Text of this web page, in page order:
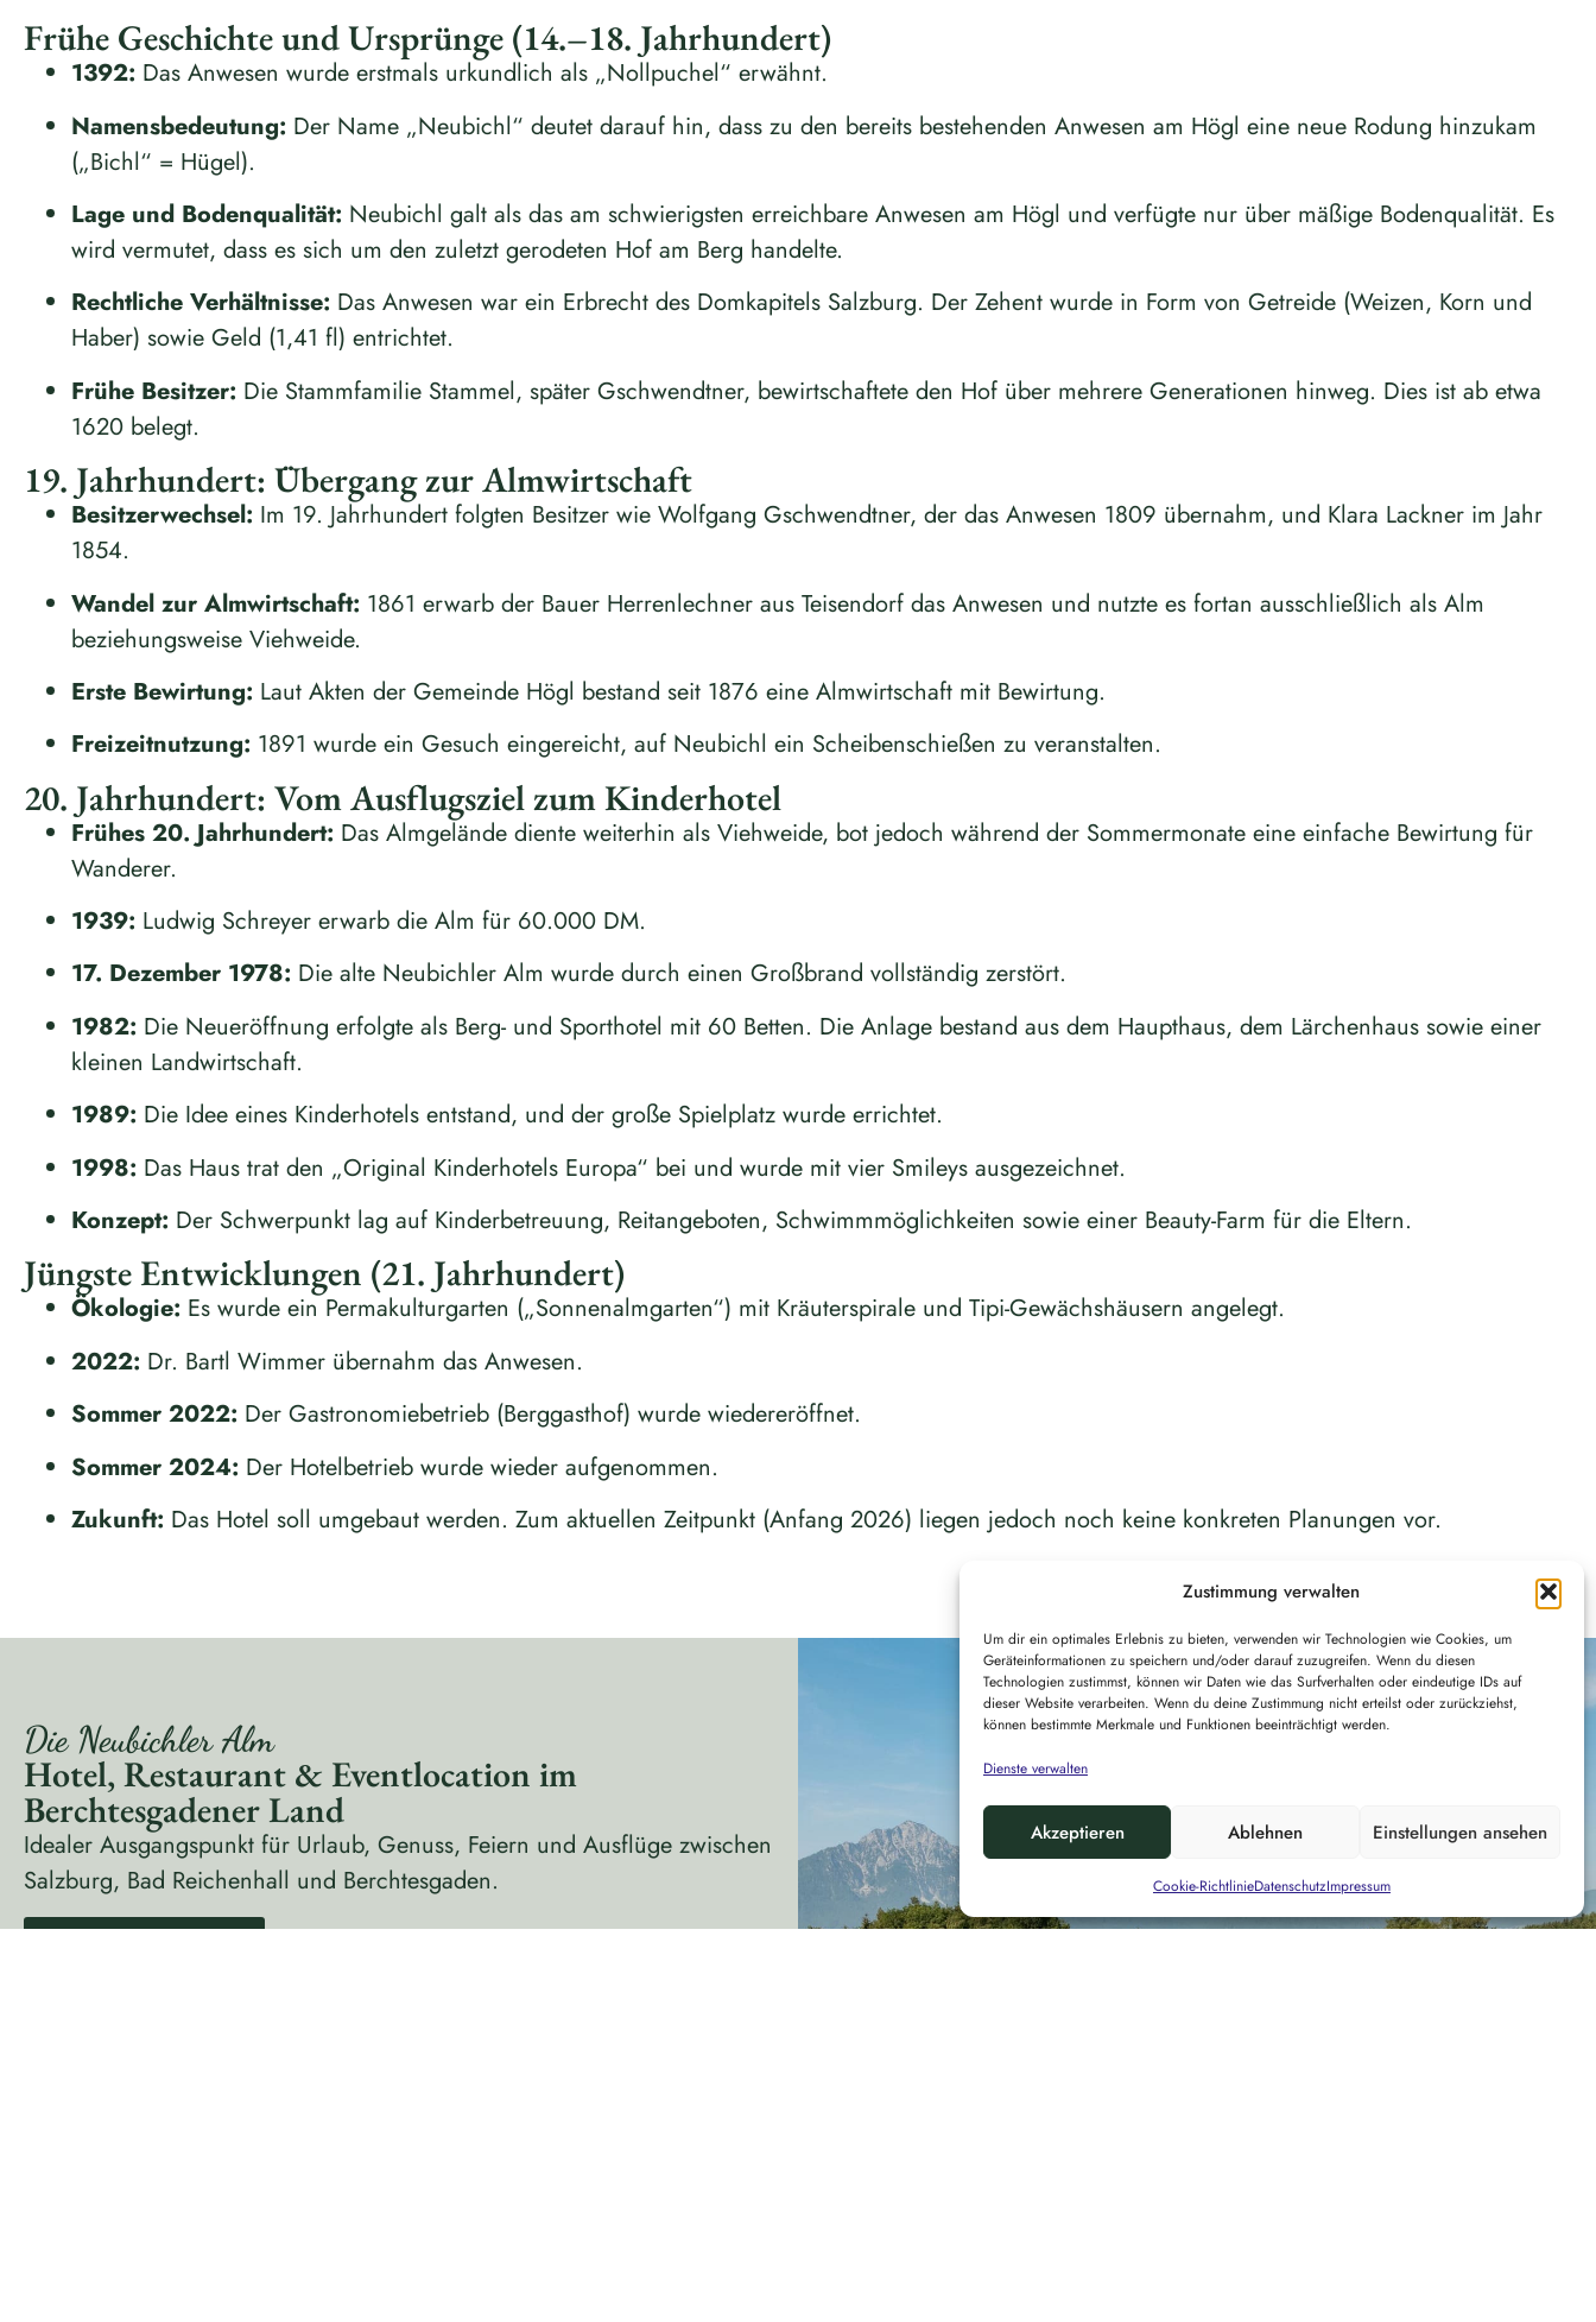
Zustimmung verwalten
Um dir ein optimales Erlebnis zu bieten, verwenden wir Technologien wie Cookies, um
Geräteinformationen zu speichern und/oder darauf zuzugreifen. Wenn du diesen
Technologien zustimmst, können wir Daten wie das Surfverhalten oder eindeutige IDs auf
dieser Website verarbeiten. Wenn du deine Zustimmung nicht erteilst oder zurückziehst,
können bestimmte Merkmale und Funktionen beeinträchtigt werden.
Dienste verwalten
Akzeptieren Ablehnen Einstellungen ansehen
Cookie-RichtlinieDatenschutzImpressum
Frühe Geschichte und Ursprünge (14.–18. Jahrhundert)
1392: Das Anwesen wurde erstmals urkundlich als „Nollpuchel“ erwähnt.
Namensbedeutung: Der Name „Neubichl“ deutet darauf hin, dass zu den bereits bestehenden Anwesen am Högl eine neue Rodung hinzukam
(„Bichl“ = Hügel).
Lage und Bodenqualität: Neubichl galt als das am schwierigsten erreichbare Anwesen am Högl und verfügte nur über mäßige Bodenqualität. Es
wird vermutet, dass es sich um den zuletzt gerodeten Hof am Berg handelte.
Rechtliche Verhältnisse: Das Anwesen war ein Erbrecht des Domkapitels Salzburg. Der Zehent wurde in Form von Getreide (Weizen, Korn und
Haber) sowie Geld (1,41 fl) entrichtet.
Frühe Besitzer: Die Stammfamilie Stammel, später Gschwendtner, bewirtschaftete den Hof über mehrere Generationen hinweg. Dies ist ab etwa
1620 belegt.
19. Jahrhundert: Übergang zur Almwirtschaft
Besitzerwechsel: Im 19. Jahrhundert folgten Besitzer wie Wolfgang Gschwendtner, der das Anwesen 1809 übernahm, und Klara Lackner im Jahr
1854.
Wandel zur Almwirtschaft: 1861 erwarb der Bauer Herrenlechner aus Teisendorf das Anwesen und nutzte es fortan ausschließlich als Alm
beziehungsweise Viehweide.
Erste Bewirtung: Laut Akten der Gemeinde Högl bestand seit 1876 eine Almwirtschaft mit Bewirtung.
Freizeitnutzung: 1891 wurde ein Gesuch eingereicht, auf Neubichl ein Scheibenschießen zu veranstalten.
20. Jahrhundert: Vom Ausflugsziel zum Kinderhotel
Frühes 20. Jahrhundert: Das Almgelände diente weiterhin als Viehweide, bot jedoch während der Sommermonate eine einfache Bewirtung für
Wanderer.
1939: Ludwig Schreyer erwarb die Alm für 60.000 DM.
17. Dezember 1978: Die alte Neubichler Alm wurde durch einen Großbrand vollständig zerstört.
1982: Die Neueröffnung erfolgte als Berg- und Sporthotel mit 60 Betten. Die Anlage bestand aus dem Haupthaus, dem Lärchenhaus sowie einer
kleinen Landwirtschaft.
1989: Die Idee eines Kinderhotels entstand, und der große Spielplatz wurde errichtet.
1998: Das Haus trat den „Original Kinderhotels Europa“ bei und wurde mit vier Smileys ausgezeichnet.
Konzept: Der Schwerpunkt lag auf Kinderbetreuung, Reitangeboten, Schwimmmöglichkeiten sowie einer Beauty-Farm für die Eltern.
Jüngste Entwicklungen (21. Jahrhundert)
Ökologie: Es wurde ein Permakulturgarten („Sonnenalmgarten“) mit Kräuterspirale und Tipi-Gewächshäusern angelegt.
2022: Dr. Bartl Wimmer übernahm das Anwesen.
Sommer 2022: Der Gastronomiebetrieb (Berggasthof) wurde wiedereröffnet.
Sommer 2024: Der Hotelbetrieb wurde wieder aufgenommen.
Zukunft: Das Hotel soll umgebaut werden. Zum aktuellen Zeitpunkt (Anfang 2026) liegen jedoch noch keine konkreten Planungen vor.
Die Neubichler Alm
Hotel, Restaurant & Eventlocation im
Berchtesgadener Land
Idealer Ausgangspunkt für Urlaub, Genuss, Feiern und Ausflüge zwischen
Salzburg, Bad Reichenhall und Berchtesgaden.